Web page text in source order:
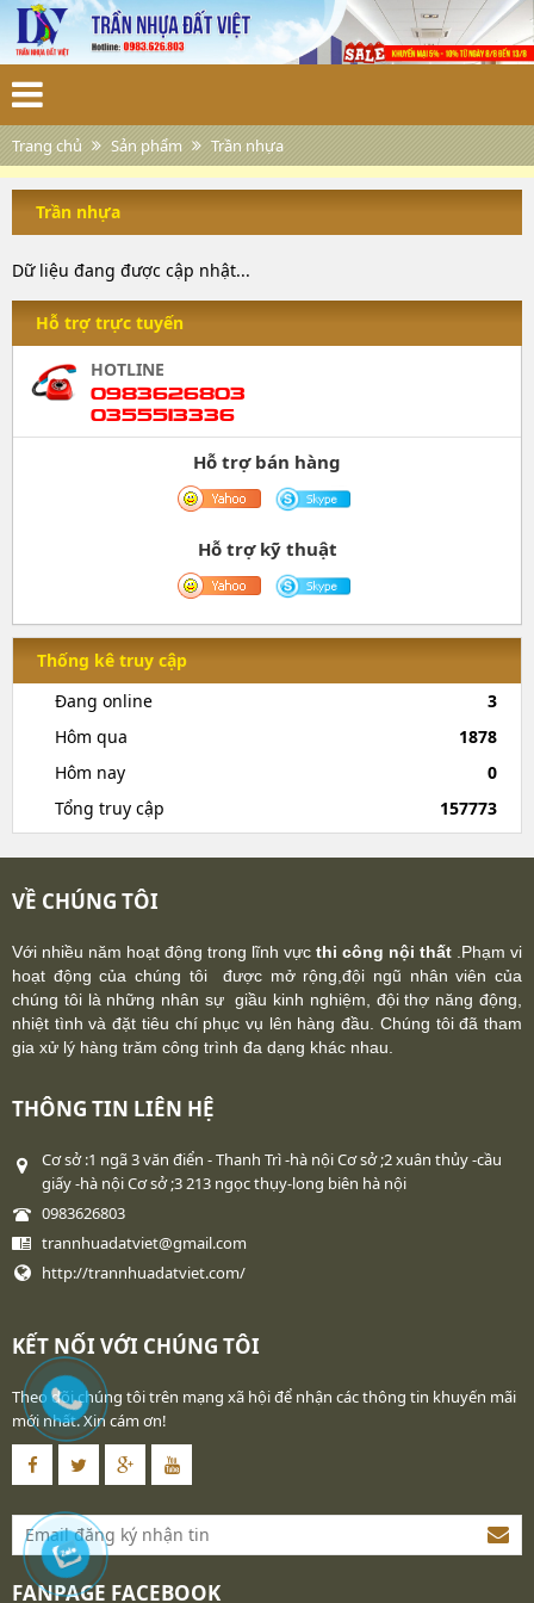
Trang chủ Sản phẩm Trần nhựa
Hỗ trợ trực tuyến
HOTLINE
0983626803
0355513336
Hỗ trợ bán hàng
Hỗ trợ kỹ thuật
Thống kê truy cập
Đang online
3
Hôm qua
1878
Hôm nay
0
Tổng truy cập
157773
Trần nhựa
Dữ liệu đang được cập nhật...
VỀ CHÚNG TÔI
Với nhiều năm hoạt động trong lĩnh vực thi công nội thất .Phạm vi
hoạt động của chúng tôi được mở rộng,đội ngũ nhân viên của
chúng tôi là những nhân sự giầu kinh nghiệm, đội thợ năng động,
nhiệt tình và đặt tiêu chí phục vụ lên hàng đầu. Chúng tôi đã tham
gia xử lý hàng trăm công trình đa dạng khác nhau.
THÔNG TIN LIÊN HỆ
Cơ sở :1 ngã 3 văn điển - Thanh Trì -hà nội Cơ sở ;2 xuân thủy -cầu
giấy -hà nội Cơ sở ;3 213 ngọc thụy-long biên hà nội
0983626803
trannhuadatviet@gmail.com
http://trannhuadatviet.com/
KẾT NỐI VỚI CHÚNG TÔI
Theo dõi chúng tôi trên mạng xã hội để nhận các thông tin khuyến mãi
mới nhất. Xin cám ơn!
FANPAGE FACEBOOK